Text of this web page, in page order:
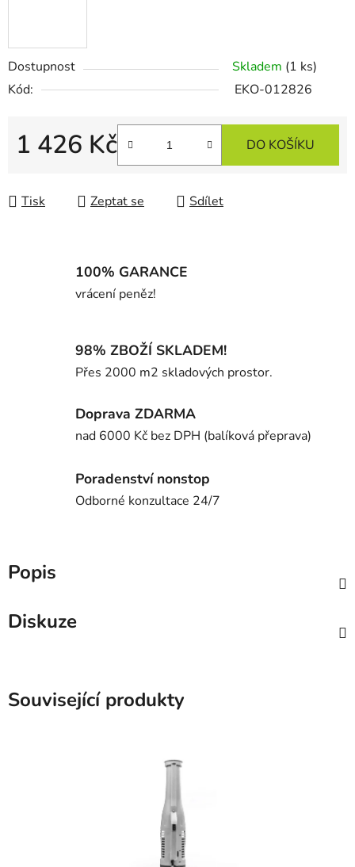
Dostupnost Skladem (1 ks)
Kód:
EKO-012826
1 426 Kč DO KOŠÍKU
Tisk Zeptat se Sdílet
100% GARANCE
vrácení peněz!
98% ZBOŽÍ SKLADEM!
Přes 2000 m2 skladových prostor.
Doprava ZDARMA
nad 6000 Kč bez DPH (balíková přeprava)
Poradenství nonstop
Odborné konzultace 24/7
Popis
Diskuze
Související produkty